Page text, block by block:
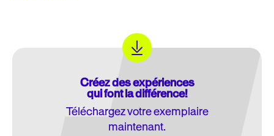
Créez des expériences
qui font la différence!
Téléchargez votre exemplaire
maintenant.